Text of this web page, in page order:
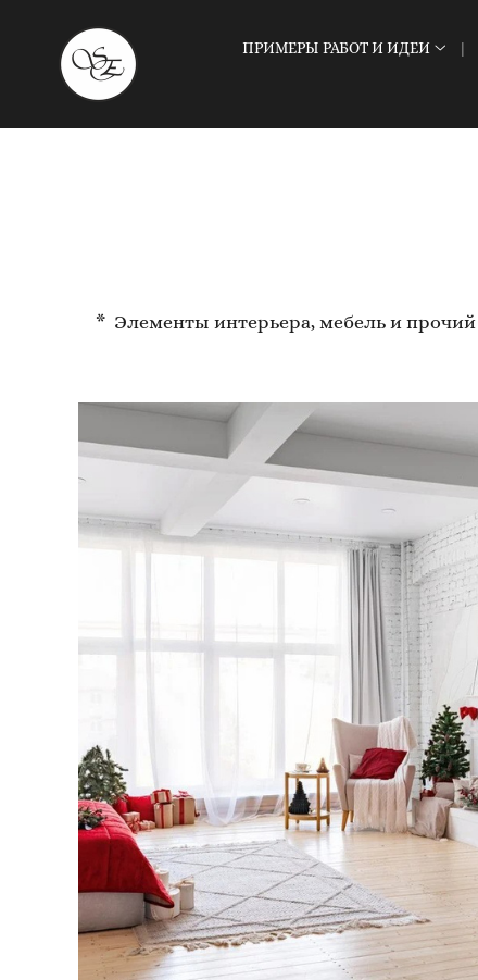
ПРИМЕРЫ РАБОТ И ИДЕИ
* Элементы интерьера, мебель и прочий